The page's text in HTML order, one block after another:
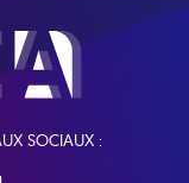
SOCIAUX :